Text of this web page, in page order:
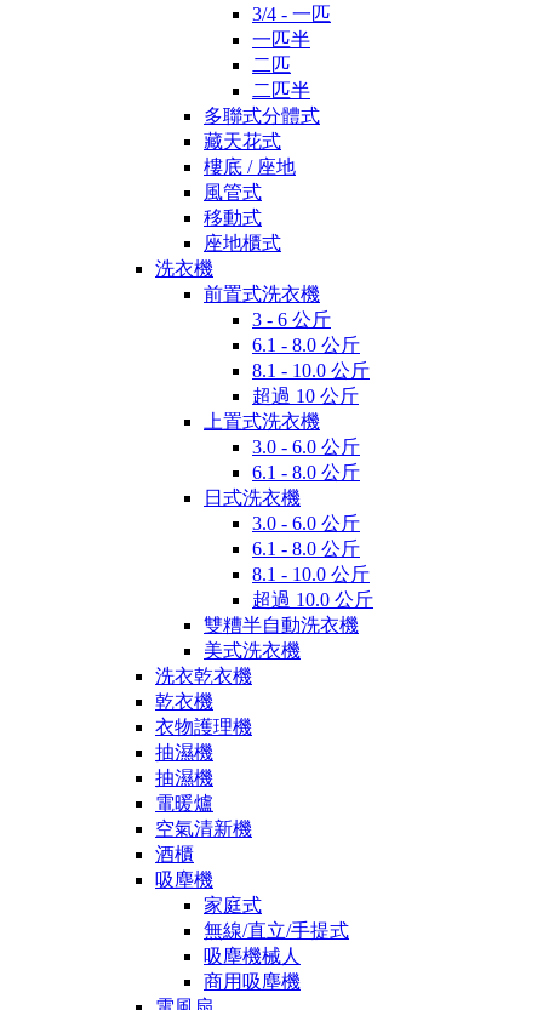
3/4 - 一匹
一匹半
二匹
二匹半
多聯式分體式
藏天花式
樓底 / 座地
風管式
移動式
座地櫃式
洗衣機
前置式洗衣機
3 - 6 公斤
6.1 - 8.0 公斤
8.1 - 10.0 公斤
超過 10 公斤
上置式洗衣機
3.0 - 6.0 公斤
6.1 - 8.0 公斤
日式洗衣機
3.0 - 6.0 公斤
6.1 - 8.0 公斤
8.1 - 10.0 公斤
超過 10.0 公斤
雙糟半自動洗衣機
美式洗衣機
洗衣乾衣機
乾衣機
衣物護理機
抽濕機
抽濕機
電暖爐
空氣清新機
酒櫃
吸塵機
家庭式
無線/直立/手提式
吸塵機械人
商用吸塵機